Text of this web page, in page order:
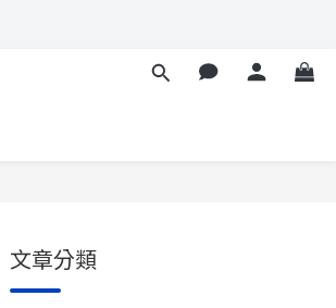
文章分類